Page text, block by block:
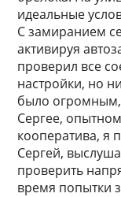
идеальные
С замиранием
активируя
проверил все
настройки, но
было огромным,
Сергее,
кооператива, я
Сергей,
проверить
время попытки